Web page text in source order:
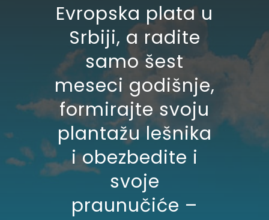
Evropska plata u
Srbiji, a radite
samo šest
meseci godišnje,
formirajte svoju
plantažu lešnika
i obezbedite i
svoje
praunučiće –